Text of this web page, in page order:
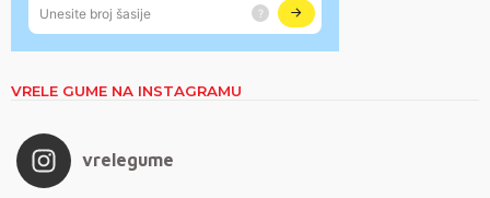
VRELE GUME NA INSTAGRAMU
vrelegume